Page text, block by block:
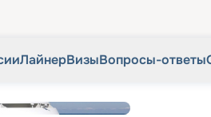
ЛайнерВизыВопросы-ответы